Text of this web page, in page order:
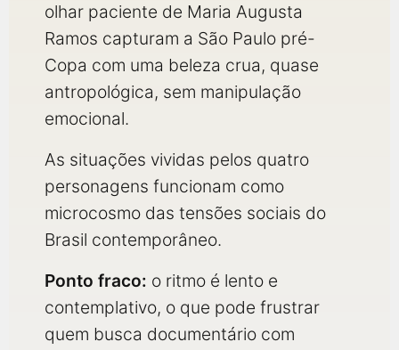
olhar paciente de Maria Augusta
Ramos capturam a São Paulo pré-
Copa com uma beleza crua, quase
antropológica, sem manipulação
emocional.
As situações vividas pelos quatro
personagens funcionam como
microcosmo das tensões sociais do
Brasil contemporâneo.
Ponto fraco: o ritmo é lento e
contemplativo, o que pode frustrar
quem busca documentário com